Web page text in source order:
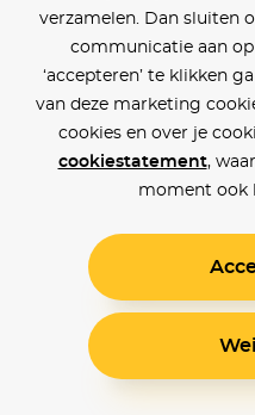
verzamelen. Dan sluiten
communicatie aan
‘accepteren’ te klikken
van deze marketing
cookies en over je
cookiestatement,
moment ook